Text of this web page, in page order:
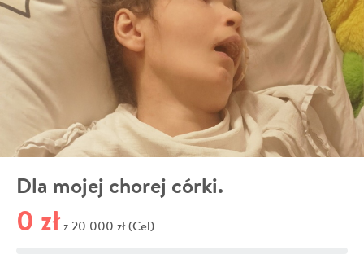
Dla mojej chorej córki.
0 zł z 20 000 zł (Cel)